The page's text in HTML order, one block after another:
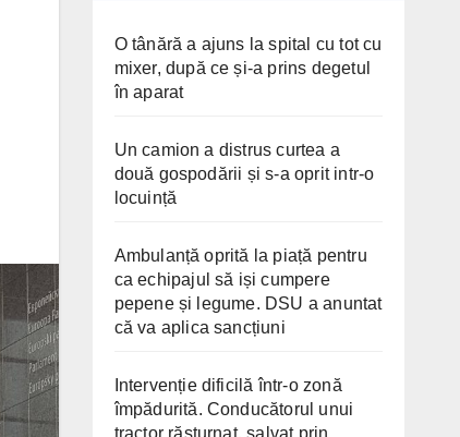
O tânără a ajuns la spital cu tot cu
mixer, după ce și-a prins degetul
în aparat
Un camion a distrus curtea a
două gospodării și s-a oprit intr-o
locuință
Ambulanță oprită la piață pentru
ca echipajul să iși cumpere
pepene și legume. DSU a anuntat
că va aplica sancțiuni
Intervenție dificilă într-o zonă
împădurită. Conducătorul unui
tractor răsturnat, salvat prin